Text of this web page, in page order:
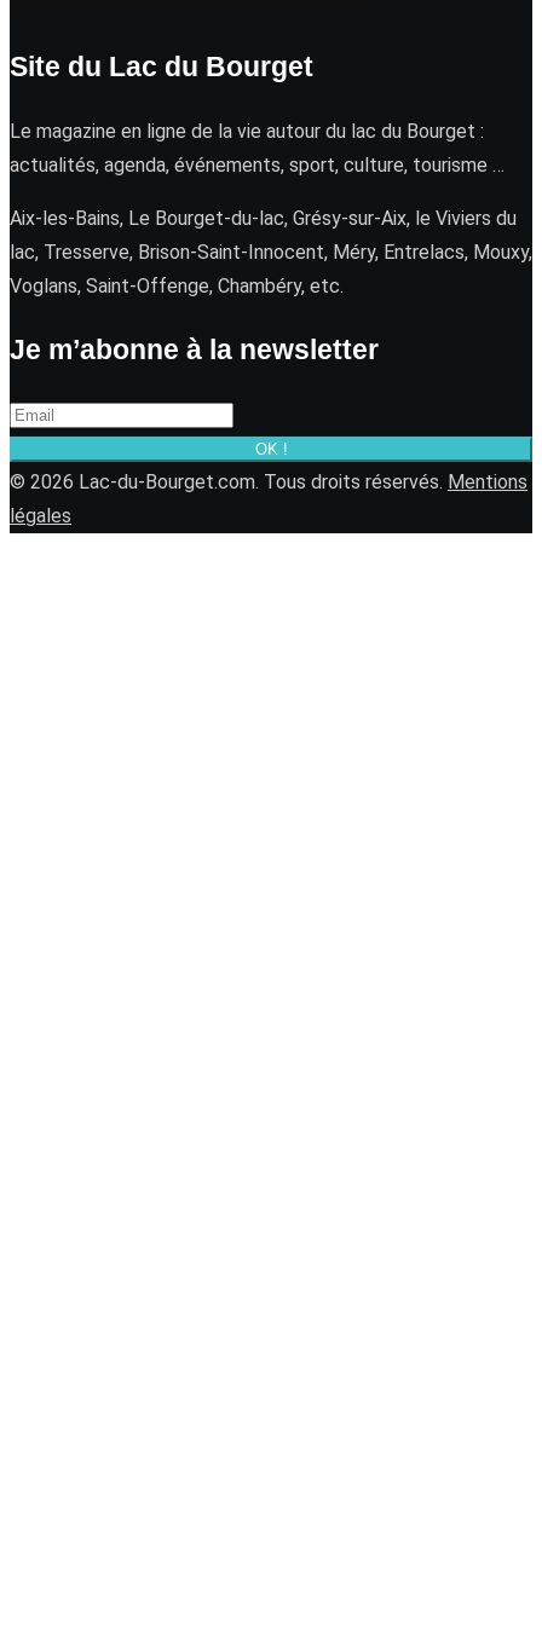
Site du Lac du Bourget
Le magazine en ligne de la vie autour du lac du Bourget :
actualités, agenda, événements, sport, culture, tourisme …
Aix-les-Bains, Le Bourget-du-lac, Grésy-sur-Aix, le Viviers du
lac, Tresserve, Brison-Saint-Innocent, Méry, Entrelacs, Mouxy,
Voglans, Saint-Offenge, Chambéry, etc.
Je m’abonne à la newsletter
OK !
© 2026 Lac-du-Bourget.com. Tous droits réservés. Mentions
légales